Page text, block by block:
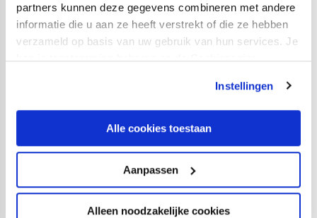
partners kunnen deze gegevens combineren met andere
informatie die u aan ze heeft verstrekt of die ze hebben
verzameld op basis van uw gebruik van hun services. Je
kan je toestemming beheren op de Cookiepagina.
Instellingen
Alle cookies toestaan
Aanpassen
Alleen noodzakelijke cookies
Etienne Vaessen; Juriën Gaari, Melle Meulensteen,
Hannes Delcroix, Paul Quasten; Anas Tahiri, Clint
Opstelling FC Utrecht: